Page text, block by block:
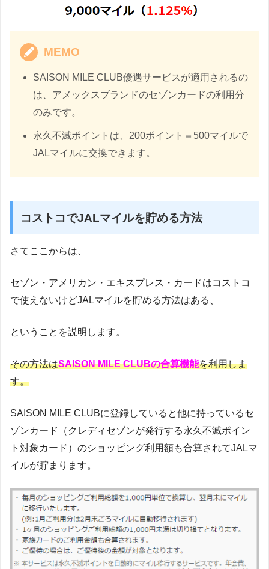
MEMO
SAISON MILE CLUB優遇サービスが適用されるの
は、アメックスブランドのセゾンカードの利用分
のみです。
永久不滅ポイントは、200ポイント＝500マイルで
JALマイルに交換できます。
コストコでJALマイルを貯める方法
さてここからは、
セゾン・アメリカン・エキスプレス・カードはコストコ
で使えないけどJALマイルを貯める方法はある、
ということを説明します。
その方法はSAISON MILE CLUBの合算機能を利用しま
す。
SAISON MILE CLUBに登録していると他に持っているセ
ゾンカード（クレディセゾンが発行する永久不滅ポイン
ト対象カード）のショッピング利用額も合算されてJALマ
イルが貯まります。